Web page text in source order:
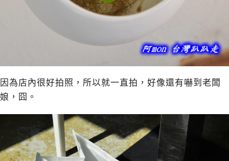
因為店內很好拍照，所以就一直拍，好像還有嚇到老闆
娘，囧。